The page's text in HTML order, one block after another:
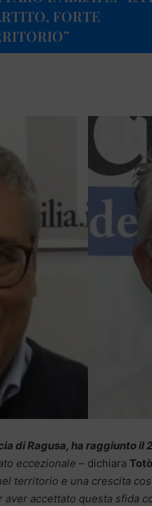
FORTE
di Ragusa, ha raggiunto il
eccezionale – dichiara
territorio e una crescita
accettato questa sfida